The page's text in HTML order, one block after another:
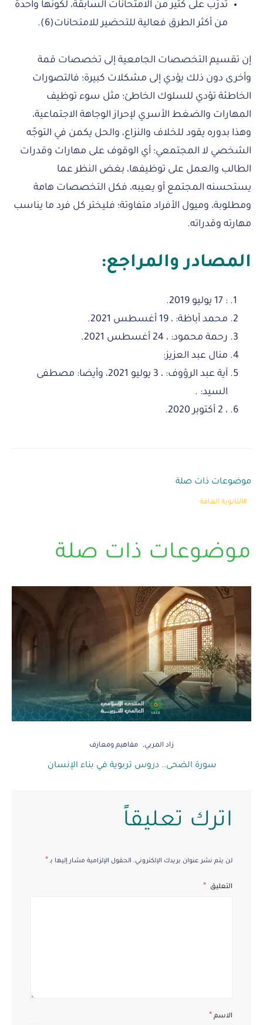
تدرّب على كثير من الامتحانات السابقة، لكونها واحدة
من أكثر الطرق فعالية للتحضير للامتحانات(6).
إن تقسيم التخصصات الجامعية إلى تخصصات قمة
وأخرى دون ذلك يؤدي إلى مشكلات كبيرة؛ فالتصورات
الخاطئة تؤدي للسلوك الخاطئ؛ مثل سوء توظيف
المهارات والضغط الأسري لإحراز الوجاهة الاجتماعية،
وهذا بدوره يقود للخلاف والنزاع، والحل يكمن في التوجّه
الشخصي لا المجتمعي؛ أي الوقوف على مهارات وقدرات
الطالب والعمل على توظيفها، بغض النظر عما
يستحسنه المجتمع أو يعيبه، فكل التخصصات هامة
ومطلوبة، وميول الأفراد متفاوتة؛ فليختر كل فرد ما يناسب
مهارته وقدراته.
المصادر والمراجع:
: 17 يوليو 2019.
محمد أباظة: ، 19 أغسطس 2021.
رحمة محمود: ، 24 أغسطس 2021.
منال عبد العزيز:
آية عبد الرؤوف: ، 3 يوليو 2021، وأيضا: مصطفى
السيد: .
، 2 أكتوبر 2020.
موضوعات ذات صلة
الثانوية العامة
موضوعات ذات صلة
زاد المربي مفاهيم ومعارف
سورة الضحى.. دروس تربوية في بناء الإنسان
اترك تعليقاً
لن يتم نشر عنوان بريدك الإلكتروني. الحقول الإلزامية مشار إليها بـ *
التعليق
الاسم *